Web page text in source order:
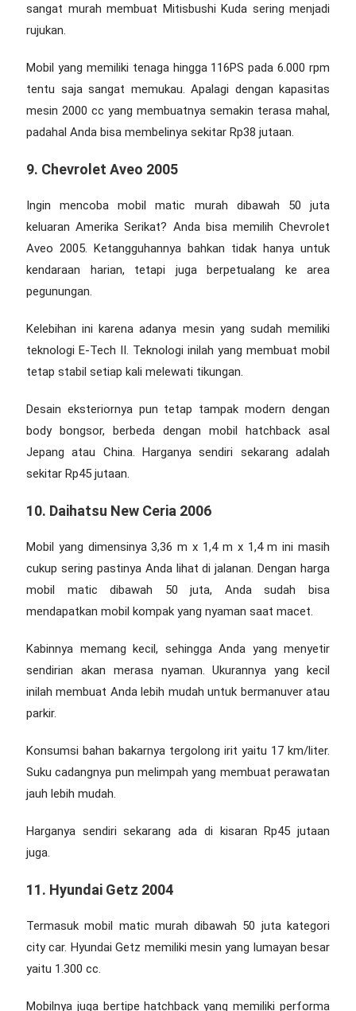
sangat murah membuat Mitisbushi Kuda sering menjadi
rujukan.
Mobil yang memiliki tenaga hingga 116PS pada 6.000 rpm
tentu saja sangat memukau. Apalagi dengan kapasitas
mesin 2000 cc yang membuatnya semakin terasa mahal,
padahal Anda bisa membelinya sekitar Rp38 jutaan.
9. Chevrolet Aveo 2005
Ingin mencobamobil matic murah dibawah 50 juta
keluaran Amerika Serikat? Anda bisa memilih Chevrolet
Aveo 2005. Ketangguhannya bahkan tidak hanya untuk
kendaraan harian, tetapi juga berpetualang ke area
pegunungan.
Kelebihan ini karena adanya mesin yang sudah memiliki
teknologi E-Tech II. Teknologi inilah yang membuat mobil
tetap stabil setiap kali melewati tikungan.
Desain eksteriornya pun tetap tampak modern dengan
body bongsor, berbeda dengan mobil hatchback asal
Jepang atau China. Harganya sendiri sekarang adalah
sekitar Rp45 jutaan.
10. Daihatsu New Ceria 2006
Mobil yang dimensinya 3,36 m x 1,4 m x 1,4 m ini masih
cukup sering pastinya Anda lihat di jalanan. Dengan harga
mobil matic dibawah 50 juta, Anda sudah bisa
mendapatkan mobil kompak yang nyaman saat macet.
Kabinnya memang kecil, sehingga Anda yang menyetir
sendirian akan merasa nyaman. Ukurannya yang kecil
inilah membuat Anda lebih mudah untuk bermanuver atau
parkir.
Konsumsi bahan bakarnya tergolong irit yaitu 17 km/liter.
Suku cadangnya pun melimpah yang membuat perawatan
jauh lebih mudah.
Harganya sendiri sekarang ada di kisaran Rp45 jutaan
juga.
11. Hyundai Getz 2004
Termasukmobil matic murah dibawah 50 jutakategori
city car. Hyundai Getz memiliki mesin yang lumayan besar
yaitu 1.300 cc.
Mobilnya juga bertipe hatchback yang memiliki performa